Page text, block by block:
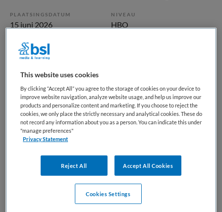
PLAATSINGSDATUM
15 juni 2026
NIVEAU
HBO
ERVARING
Ervaren
Vacature niet beschikbaar
Deze vacature Verpleegkundige IC & SEH –
Combinatiefunctie Acute Zorg bij Catharina ziekenhuis is
niet meer actueel. Hieronder staan enkele vergelijkbare
vacatures die voor u wellicht interessant zijn.
This website uses cookies
By clicking “Accept All” you agree to the storage of cookies on your device to
improve website navigation, analyze website usage, and help us improve our
products and personalize content and marketing. If you choose to reject the
cookies, we only place the strictly necessary and analytical cookies. These do
not record any information about you as a person. You can indicate this under
"manage preferences"
Privacy Statement
Reject All Accept All Cookies
Cookies Settings